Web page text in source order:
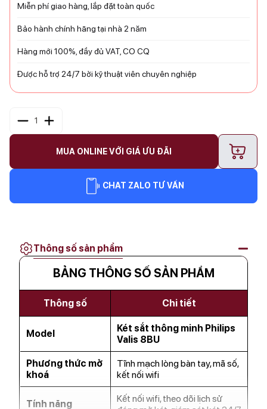
Miễn phí giao hàng, lắp đặt toàn quốc
Bảo hành chính hãng tại nhà 2 năm
Hàng mới 100%, đầy đủ VAT, CO CQ
Được hỗ trợ 24/7 bởi kỹ thuật viên chuyên nghiệp
1
MUA ONLINE VỚI GIÁ ƯU ĐÃI +
CHAT ZALO TƯ VẤN
Thông số sản phẩm
BẢNG THÔNG SỐ SẢN PHẨM
Thông số Chi tiết
Model
Két sắt thông minh Philips
Valis 8BU
Phương thức mở
khoá
Tĩnh mạch lòng bàn tay, mã số,
kết nối wifi
Tính năng
Kết nối wifi, theo dõi lịch sử